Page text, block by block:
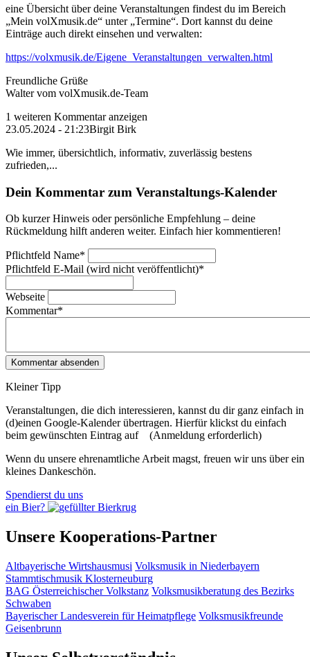
eine Übersicht über deine Veranstaltungen findest du im Bereich
„Mein volXmusik.de“ unter „Termine“. Dort kannst du deine
Einträge auch direkt einsehen und verwalten:
https://volxmusik.de/Eigene_Veranstaltungen_verwalten.html
Freundliche Grüße
Walter vom volXmusik.de-Team
1 weiteren Kommentar anzeigen
23.05.2024 - 21:23Birgit Birk
Wie immer, übersichtlich, informativ, zuverlässig bestens
zufrieden,...
Dein Kommentar zum Veranstaltungs-Kalender
Ob kurzer Hinweis oder persönliche Empfehlung – deine
Rückmeldung hilft anderen weiter. Einfach hier kommentieren!
Pflichtfeld Name*
Pflichtfeld E-Mail (wird nicht veröffentlicht)*
Webseite
Kommentar*
Kleiner Tipp
Veranstaltungen, die dich interessieren, kannst du dir ganz einfach in
(d)einen Google-Kalender übertragen. Hierfür klickst du einfach
beim gewünschten Eintrag auf
(Anmeldung erforderlich)
Wenn du unsere ehrenamtliche Arbeit magst, freuen wir uns über ein
kleines Dankeschön.
Spendierst du uns
ein Bier?
Unsere Kooperations-Partner
Altbayerische Wirtshausmusi Volksmusik in Niederbayern
Stammtischmusik Klosterneuburg
BAG Österreichischer Volkstanz Volksmusikberatung des Bezirks
Schwaben
Bayerischer Landesverein für Heimatpflege Volksmusikfreunde
Geisenbrunn